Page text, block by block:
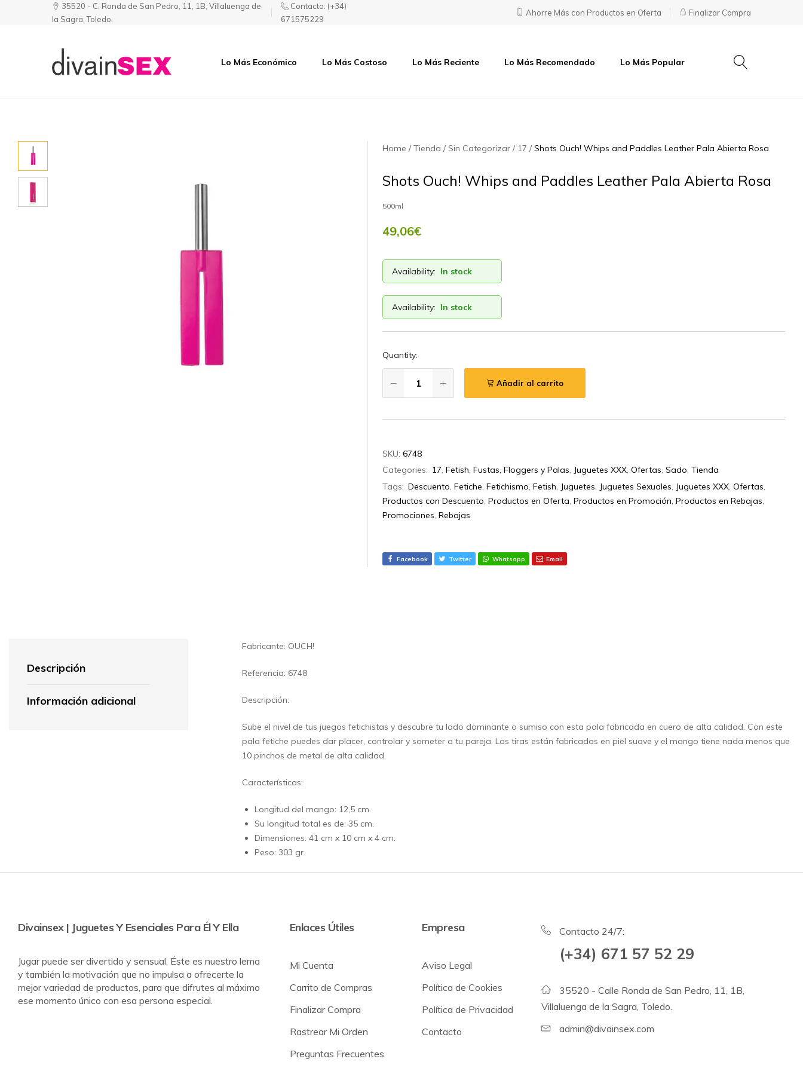
35520 - C. Ronda de San Pedro, 11, 1B, Villaluenga de
la Sagra, Toledo.
Contacto: (+34)
671575229
Ahorre Más con Productos en Oferta Finalizar Compra
|Puede
Lo Más Económico Lo Más Costoso Lo Más Reciente Lo Más Recomendado Lo Más Popular
Home Tienda Sin Categorizar 17 Shots Ouch! Whips and Paddles Leather Pala Abierta Rosa
Shots Ouch! Whips and Paddles Leather Pala Abierta Rosa
500ml
49,06€
Availability: In stock
Availability: In stock
Quantity:
Añadir al carrito
SKU:6748
Categories: 17,Fetish,Fustas, Floggers y Palas, Juguetes XXX,Ofertas,Sado,Tienda
Tags: Descuento,Fetiche,Fetichismo,Fetish, Juguetes, Juguetes Sexuales, Juguetes XXX,Ofertas,
Productos con Descuento,Productos en Oferta,Productos en Promoción,Productos en Rebajas,
Promociones,Rebajas
Facebook Twitter Whatsapp Email
Descripción
Información adicional
Fabricante: OUCH!
Referencia: 6748
Descripción:
Sube el nivel de tus juegos fetichistas y descubre tu lado dominante o sumiso con esta pala fabricada en cuero de alta calidad. Con este
pala fetiche puedes dar placer, controlar y someter a tu pareja. Las tiras están fabricadas en piel suave y el mango tiene nada menos que
10 pinchos de metal de alta calidad.
Características:
Longitud del mango: 12,5 cm.
Su longitud total es de: 35 cm.
Dimensiones: 41 cm x 10 cm x 4 cm.
Peso: 303 gr.
Divainsex | Juguetes Y Esenciales Para Él Y Ella
Jugar puede ser divertido y sensual. Éste es nuestro lema
y también la motivación que no impulsa a ofrecerte la
mejor variedad de productos, para que difrutes al máximo
ese momento único con esa persona especial.
Enlaces Útiles
Mi Cuenta
Carrito de Compras
Finalizar Compra
Rastrear Mi Orden
Preguntas Frecuentes
Empresa
Aviso Legal
Política de Cookies
Política de Privacidad
Contacto
Contacto 24/7:
(+34) 671 57 52 29
35520 - Calle Ronda de San Pedro, 11, 1B,
Villaluenga de la Sagra, Toledo.
admin@divainsex.com